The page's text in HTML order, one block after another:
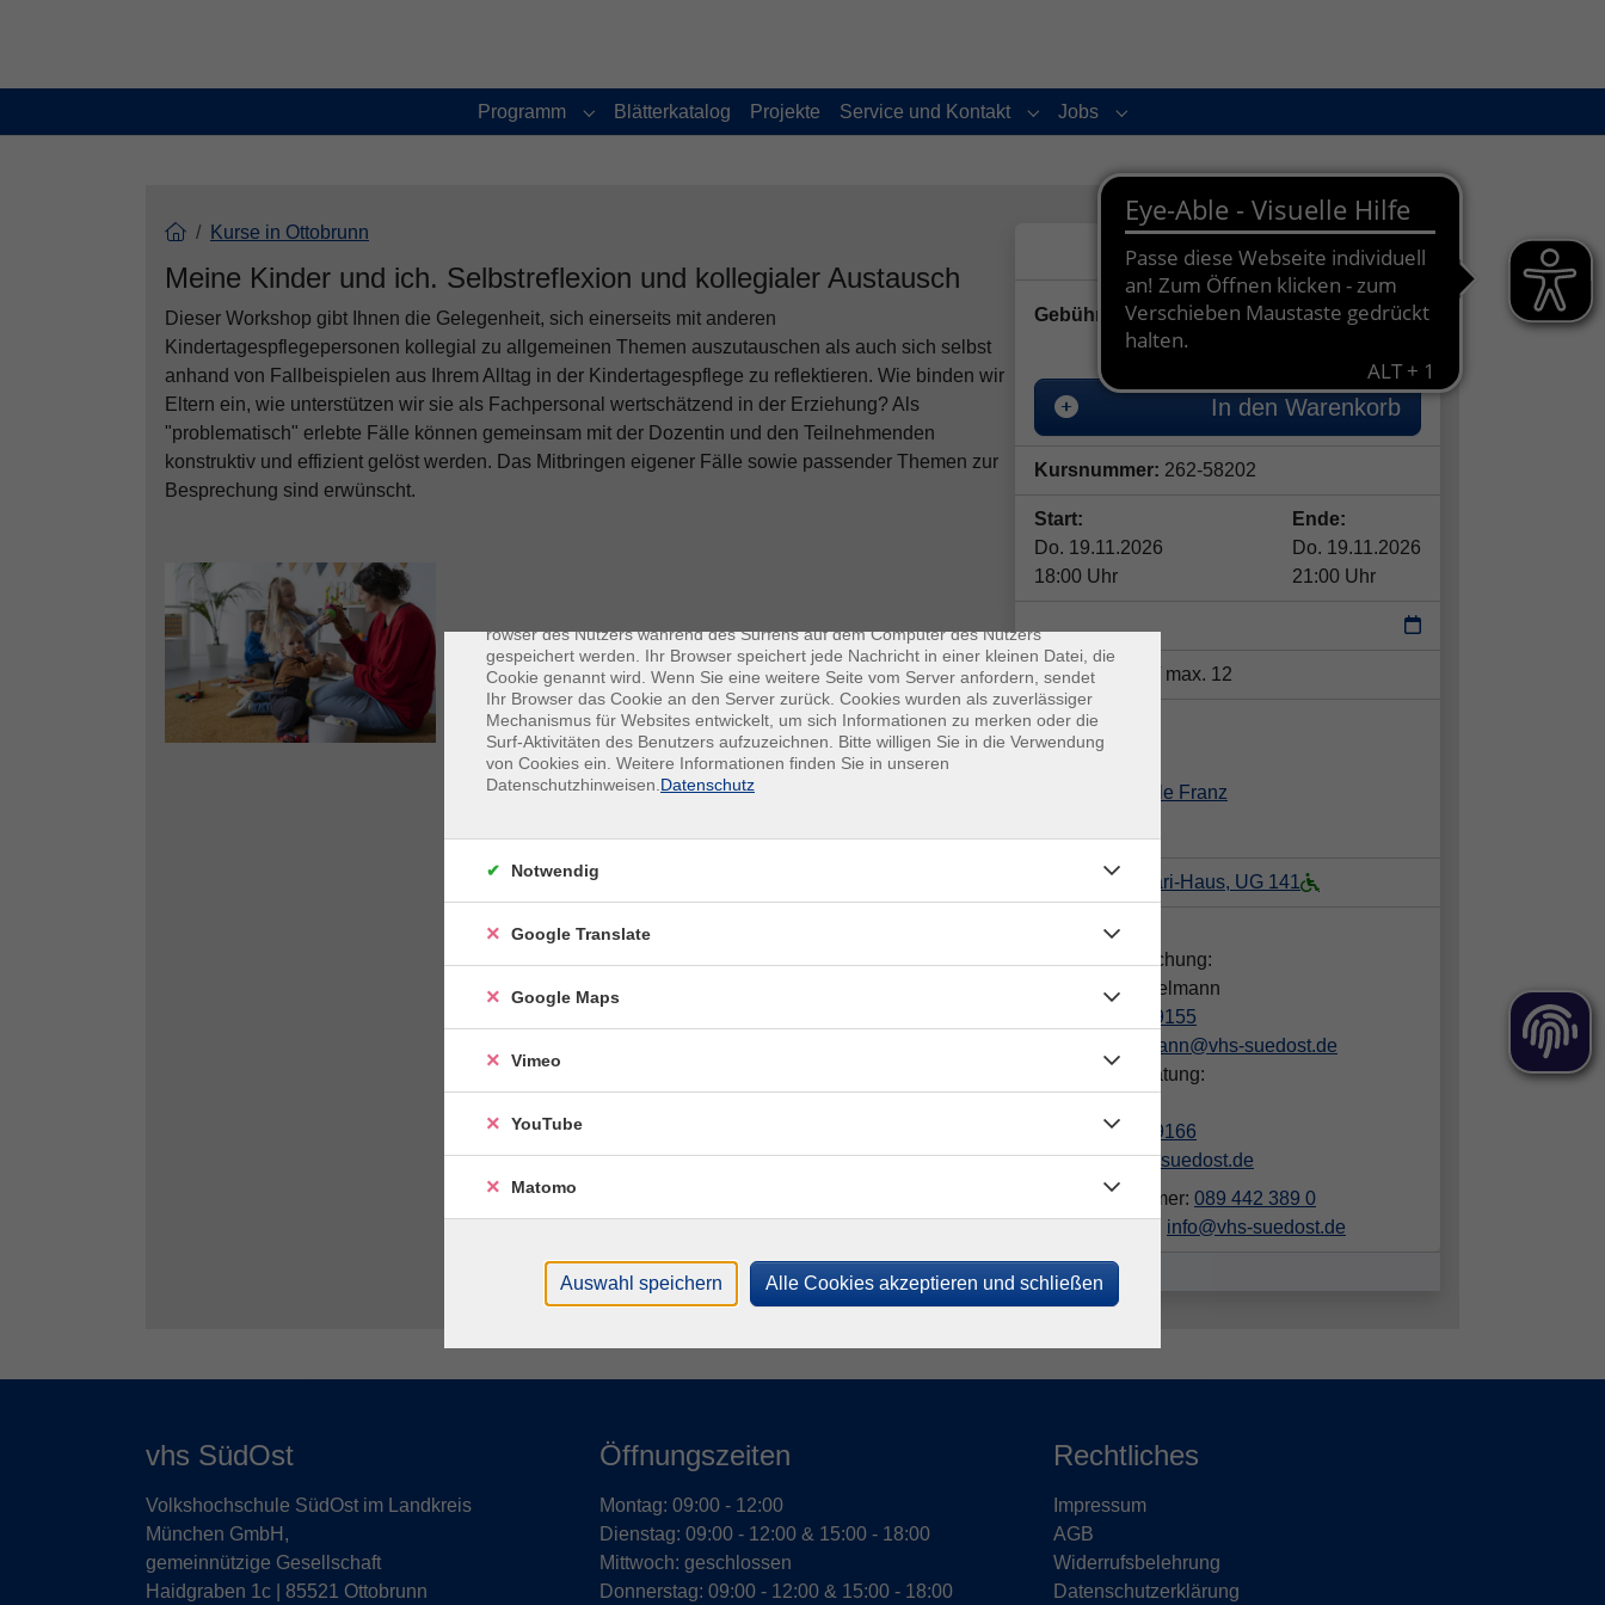
Programm
Submenu for "Programm"
Blätterkatalog Projekte Service und Kontakt
Submenu for "Service und Kontakt"
Jobs
Submenu for "Jobs"
Kurse in Ottobrunn
Meine Kinder und ich. Selbstreflexion und kollegialer Austausch
Dieser Workshop gibt Ihnen die Gelegenheit, sich einerseits mit anderen
Kindertagespflegepersonen kollegial zu allgemeinen Themen auszutauschen als auch sich selbst
anhand von Fallbeispielen aus Ihrem Alltag in der Kindertagespflege zu reflektieren. Wie binden wir
Eltern ein, wie unterstützen wir sie als Fachpersonal wertschätzend in der Erziehung? Als
"problematisch" erlebte Fälle können gemeinsam mit der Dozentin und den Teilnehmenden
konstruktiv und effizient gelöst werden. Das Mitbringen eigener Fälle sowie passender Themen zur
Besprechung sind erwünscht.
Gebühr: 28,00€
ermäßigte Gebühr: 21,00€
In den Warenkorb
Kursnummer: 262-58202
Start:
Do. 19.11.2026
18:00 Uhr
Ende:
Do. 19.11.2026
21:00 Uhr
Plätze: min. 8 / max. 12
Dozent*in:
Cecile Franz
Otb, Wolf-Ferrari-Haus, UG 141
Kontakt:
Fragen zur Buchung:
Sandra Hämmelmann
089/442389155
haemmelmann@vhs-suedost.de
Fachliche Beratung:
089/442389166
luber@vhs-suedost.de
Telefonnummer: 089 442 389 0
info@vhs-suedost.de
vhs SüdOst
Volkshochschule SüdOst im Landkreis
München GmbH,
gemeinnützige Gesellschaft
Haidgraben 1c | 85521 Ottobrunn
Öffnungszeiten
Montag: 09:00 - 12:00
Dienstag: 09:00 - 12:00 & 15:00 - 18:00
Mittwoch: geschlossen
Donnerstag: 09:00 - 12:00 & 15:00 - 18:00
Rechtliches
Impressum
AGB
Widerrufsbelehrung
Datenschutzerklärung
rowser des Nutzers während des Surfens auf dem Computer des Nutzers
gespeichert werden. Ihr Browser speichert jede Nachricht in einer kleinen Datei, die
Cookie genannt wird. Wenn Sie eine weitere Seite vom Server anfordern, sendet
Ihr Browser das Cookie an den Server zurück. Cookies wurden als zuverlässiger
Mechanismus für Websites entwickelt, um sich Informationen zu merken oder die
Surf-Aktivitäten des Benutzers aufzuzeichnen. Bitte willigen Sie in die Verwendung
von Cookies ein. Weitere Informationen finden Sie in unseren
Datenschutzhinweisen. Datenschutz
×
Notwendig
Google Translate
Google Maps
Vimeo
YouTube
Matomo
Auswahl speichern Alle Cookies akzeptieren und schließen